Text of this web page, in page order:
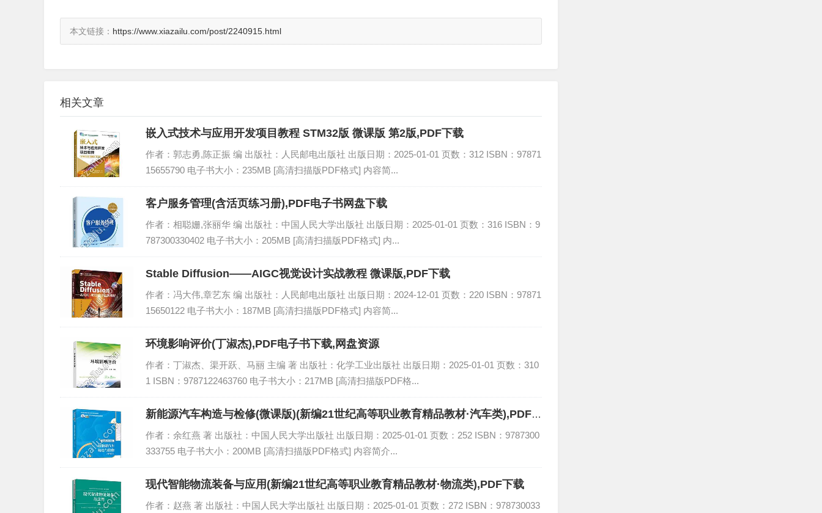
本文链接： https://www.xiazailu.com/post/2240915.html
相关文章
嵌入式技术与应用开发项目教程 STM32版 微课版 第2版,PDF下载
作者：郭志勇,陈正振 编 出版社：人民邮电出版社 出版日期：2025-01-01 页数：312 ISBN：97871
15655790 电子书大小：235MB [高清扫描版PDF格式] 内容简...
客户服务管理(含活页练习册),PDF电子书网盘下载
作者：相聪姗,张丽华 编 出版社：中国人民大学出版社 出版日期：2025-01-01 页数：316 ISBN：9
787300330402 电子书大小：205MB [高清扫描版PDF格式] 内...
Stable Diffusion——AIGC视觉设计实战教程 微课版,PDF下载
作者：冯大伟,章艺东 编 出版社：人民邮电出版社 出版日期：2024-12-01 页数：220 ISBN：97871
15650122 电子书大小：187MB [高清扫描版PDF格式] 内容简...
环境影响评价(丁淑杰),PDF电子书下载,网盘资源
作者：丁淑杰、渠开跃、马丽 主编 著 出版社：化学工业出版社 出版日期：2025-01-01 页数：310
1 ISBN：9787122463760 电子书大小：217MB [高清扫描版PDF格...
新能源汽车构造与检修(微课版)(新编21世纪高等职业教育精品教材·汽车类),PDF
下载
作者：余红燕 著 出版社：中国人民大学出版社 出版日期：2025-01-01 页数：252 ISBN：9787300
333755 电子书大小：200MB [高清扫描版PDF格式] 内容简介...
现代智能物流装备与应用(新编21世纪高等职业教育精品教材·物流类),PDF下载
作者：赵燕 著 出版社：中国人民大学出版社 出版日期：2025-01-01 页数：272 ISBN：978730033